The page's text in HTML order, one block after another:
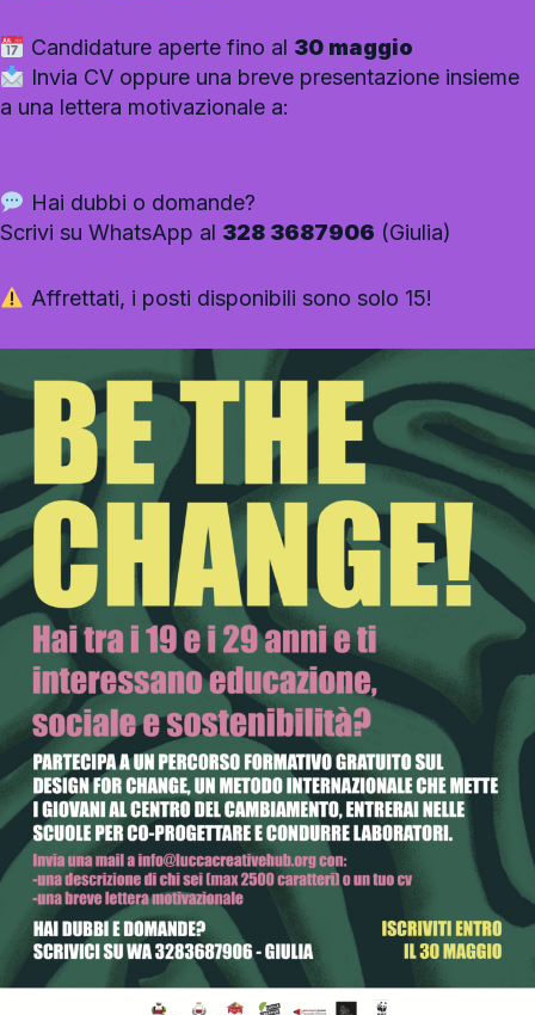
Candidature aperte fino al 30 maggio
Invia CV oppure una breve presentazione insieme
a una lettera motivazionale a:
Hai dubbi o domande?
Scrivi su WhatsApp al 328 3687906 (Giulia)
Affrettati, i posti disponibili sono solo 15!